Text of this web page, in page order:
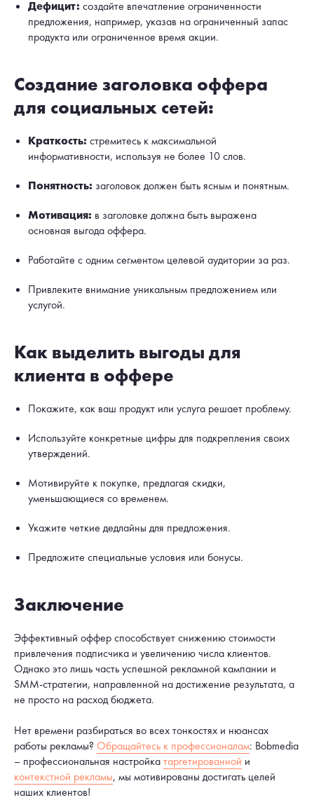
Дефицит: создайте впечатление ограниченности
предложения, например, указав на ограниченный запас
продукта или ограниченное время акции.
Создание заголовка оффера
для социальных сетей:
Краткость: стремитесь к максимальной
информативности, используя не более 10 слов.
Понятность: заголовок должен быть ясным и понятным.
Мотивация: в заголовке должна быть выражена
основная выгода оффера.
Работайте с одним сегментом целевой аудитории за раз.
Привлеките внимание уникальным предложением или
услугой.
Как выделить выгоды для
клиента в оффере
Покажите, как ваш продукт или услуга решает проблему.
Используйте конкретные цифры для подкрепления своих
утверждений.
Мотивируйте к покупке, предлагая скидки,
уменьшающиеся со временем.
Укажите четкие дедлайны для предложения.
Предложите специальные условия или бонусы.
Заключение
Эффективный оффер способствует снижению стоимости
привлечения подписчика и увеличению числа клиентов.
Однако это лишь часть успешной рекламной кампании и
SMM-стратегии, направленной на достижение результата, а
не просто на расход бюджета.
Нет времени разбираться во всех тонкостях и нюансах
работы рекламы? Обращайтесь к профессионалам: Bobmedia
– профессиональная настройкатаргетированной и
контекстной рекламы, мы мотивированы достигать целей
наших клиентов!